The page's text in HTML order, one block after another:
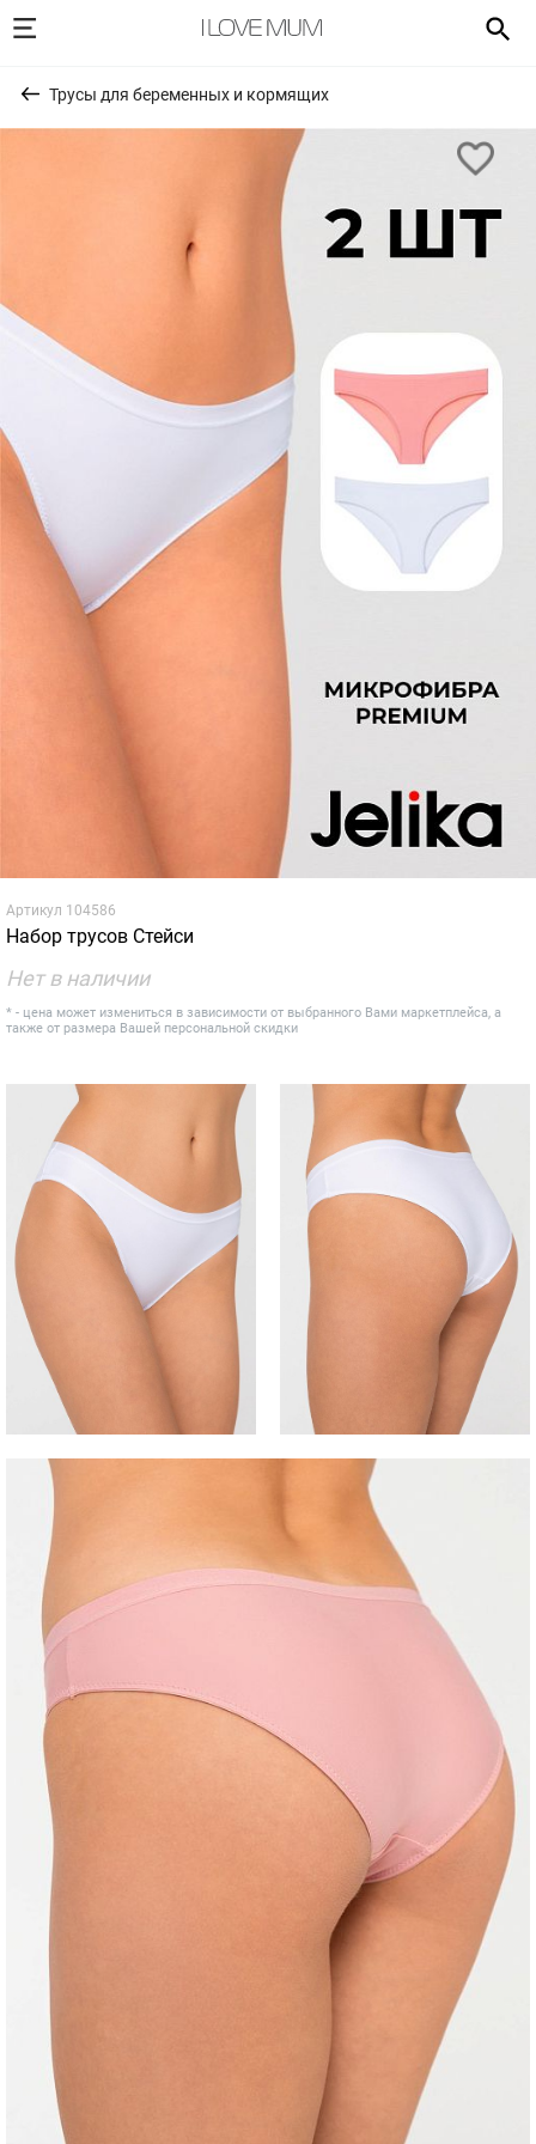
Трусы для беременных и кормящих
Артикул 104586
Набор трусов Стейси
Нет в наличии
* - цена может измениться в зависимости от выбранного Вами маркетплейса, а
также от размера Вашей персональной скидки